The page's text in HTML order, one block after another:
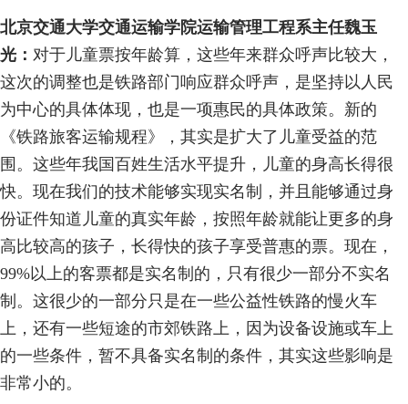
北京交通大学交通运输学院运输管理工程系主任魏玉
光： 对于儿童票按年龄算，这些年来群众呼声比较大，
这次的调整也是铁路部门响应群众呼声，是坚持以人民
为中心的具体体现，也是一项惠民的具体政策。新的
《铁路旅客运输规程》，其实是扩大了儿童受益的范
围。这些年我国百姓生活水平提升，儿童的身高长得很
快。现在我们的技术能够实现实名制，并且能够通过身
份证件知道儿童的真实年龄，按照年龄就能让更多的身
高比较高的孩子，长得快的孩子享受普惠的票。现在，
99%以上的客票都是实名制的，只有很少一部分不实名
制。这很少的一部分只是在一些公益性铁路的慢火车
上，还有一些短途的市郊铁路上，因为设备设施或车上
的一些条件，暂不具备实名制的条件，其实这些影响是
非常小的。